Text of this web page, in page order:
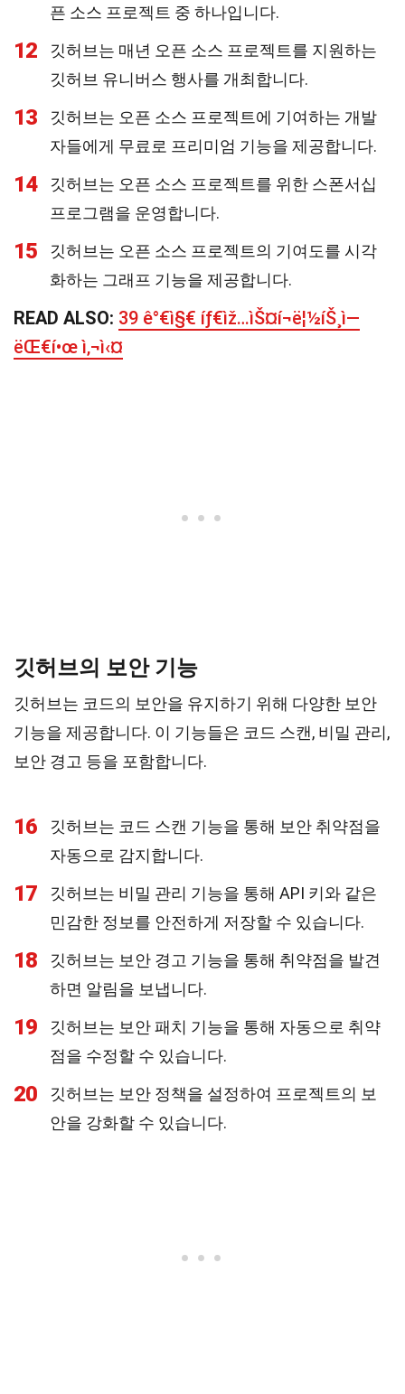
픈 소스 프로젝트 중 하나입니다.
12
깃허브는 매년 오픈 소스 프로젝트를 지원하는
깃허브 유니버스 행사를 개최합니다.
13
깃허브는 오픈 소스 프로젝트에 기여하는 개발
자들에게 무료로 프리미엄 기능을 제공합니다.
14
깃허브는 오픈 소스 프로젝트를 위한 스폰서십
프로그램을 운영합니다.
15
깃허브는 오픈 소스 프로젝트의 기여도를 시각
화하는 그래프 기능을 제공합니다.
READ ALSO: 39 ê°€ì§€ íƒ€ìž…ìŠ¤í¬ë¦½íŠ¸ì—
ëŒ€í•œ ì‚¬ì‹¤
깃허브의 보안 기능
깃허브는 코드의 보안을 유지하기 위해 다양한 보안
기능을 제공합니다. 이 기능들은 코드 스캔, 비밀 관리,
보안 경고 등을 포함합니다.
16
깃허브는 코드 스캔 기능을 통해 보안 취약점을
자동으로 감지합니다.
17
깃허브는 비밀 관리 기능을 통해 API 키와 같은
민감한 정보를 안전하게 저장할 수 있습니다.
18
깃허브는 보안 경고 기능을 통해 취약점을 발견
하면 알림을 보냅니다.
19
깃허브는 보안 패치 기능을 통해 자동으로 취약
점을 수정할 수 있습니다.
20
깃허브는 보안 정책을 설정하여 프로젝트의 보
안을 강화할 수 있습니다.